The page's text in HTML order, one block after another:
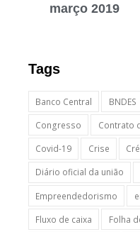
março 2019
Tags
Banco Central BNDES
Congresso
Contrato
Covid-19
Crise
Diário oficial da união
Empreendedorismo
Fluxo de caixa
Folha